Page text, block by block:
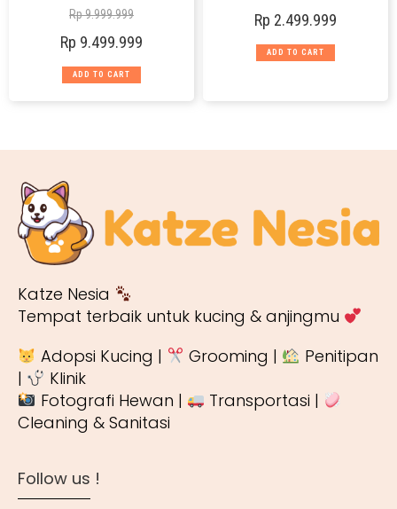
Rp9.999.999
Rp 9.499.999
ADD TO CART
Rp 2.499.999
ADD TO CART
Katze Nesia
Tempat terbaik untuk kucing & anjingmu
Adopsi Kucing |
Grooming |
Penitipan
|
Klinik
Fotografi Hewan |
Transportasi |
Cleaning & Sanitasi
Follow us !